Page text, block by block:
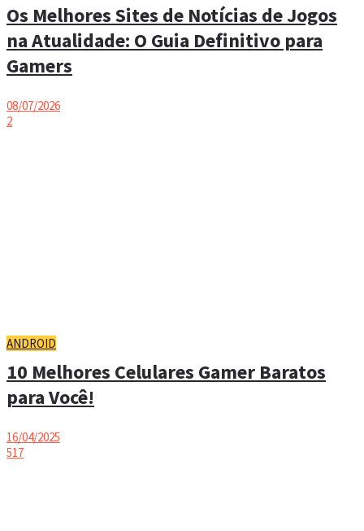
Os Melhores Sites de Notícias de Jogos
na Atualidade: O Guia Definitivo para
Gamers
08/07/2026
2
ANDROID
10 Melhores Celulares Gamer Baratos
para Você!
16/04/2025
517